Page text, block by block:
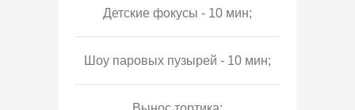
Детские фокусы - 10 мин;
Шоу паровых пузырей - 10 мин;